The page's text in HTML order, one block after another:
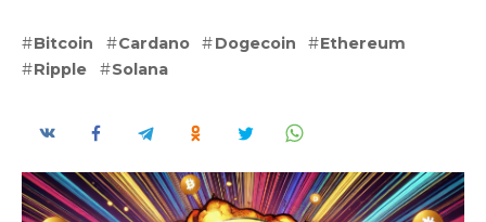
Bitcoin Cardano Dogecoin
Ethereum
Ripple
Solana